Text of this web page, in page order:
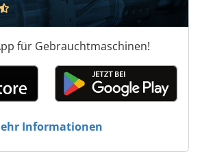
für Gebrauchtmaschinen!
Informationen